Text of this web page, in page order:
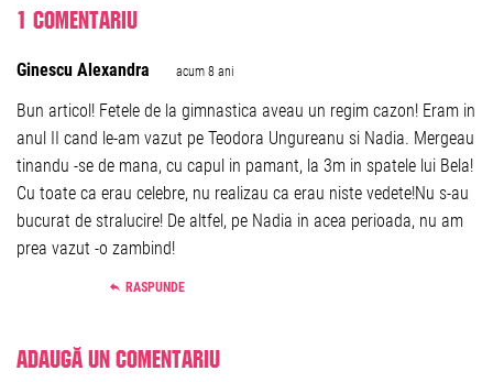
1 comentariu
Ginescu Alexandra acum 8 ani
Bun articol! Fetele de la gimnastica aveau un regim cazon! Eram in
anul II cand le-am vazut pe Teodora Ungureanu si Nadia. Mergeau
tinandu -se de mana, cu capul in pamant, la 3m in spatele lui Bela!
Cu toate ca erau celebre, nu realizau ca erau niste vedete!Nu s-au
bucurat de stralucire! De altfel, pe Nadia in acea perioada, nu am
prea vazut -o zambind!
RASPUNDE
Adaugă un comentariu